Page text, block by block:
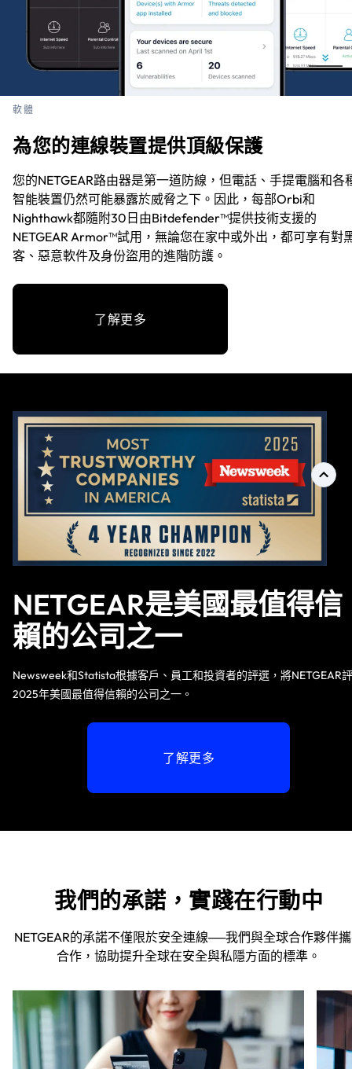
軟體
為您的連線裝置提供頂級保護
您的NETGEAR路由器是第一道防線，但電話、手提電腦和各
智能裝置仍然可能暴露於威脅之下。因此，每部Orbi和
Nighthawk都隨附30日由Bitdefender™提供技術支援的
NETGEAR Armor™試用，無論您在家中或外出，都可享有對
客、惡意軟件及身份盜用的進階防護。
了解更多
NETGEAR是美國最值得信
賴的公司之一
Newsweek和Statista根據客戶、員工和投資者的評選，將NETGEAR
2025年美國最值得信賴的公司之一。
了解更多
我們的承諾，實踐在行動中
NETGEAR的承諾不僅限於安全連線──我們與全球合作夥伴
合作，協助提升全球在安全與私隱方面的標準。